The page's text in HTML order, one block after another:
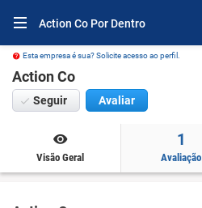
Action Co Por Dentro
Esta empresa é sua? Solicite acesso ao perfil.
Action Co
Seguir Avaliar
Visão Geral
1
Avaliação